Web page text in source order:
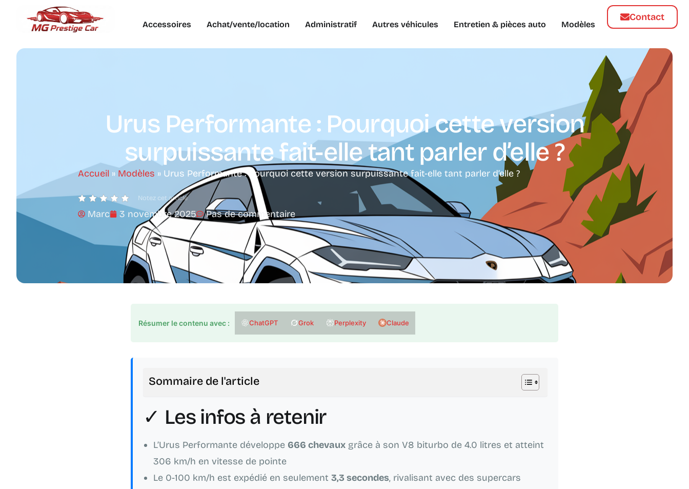
Accessoires Achat/vente/location Administratif Autres véhicules Entretien & pièces auto Modèles
Contact
Urus Performante : Pourquoi cette version
surpuissante fait-elle tant parler d’elle ?
Accueil » Modèles » Urus Performante : Pourquoi cette version surpuissante fait-elle tant parler d’elle ?
Notez cet article
Marc 3 novembre 2025 Pas de commentaire
Résumer le contenu avec : ChatGPT Grok Perplexity Claude
Sommaire de l'article
✓ Les infos à retenir
L’Urus Performante développe 666 chevaux grâce à son V8 biturbo de 4.0 litres et atteint
306 km/h en vitesse de pointe
Le 0-100 km/h est expédié en seulement3,3 secondes, rivalisant avec des supercars